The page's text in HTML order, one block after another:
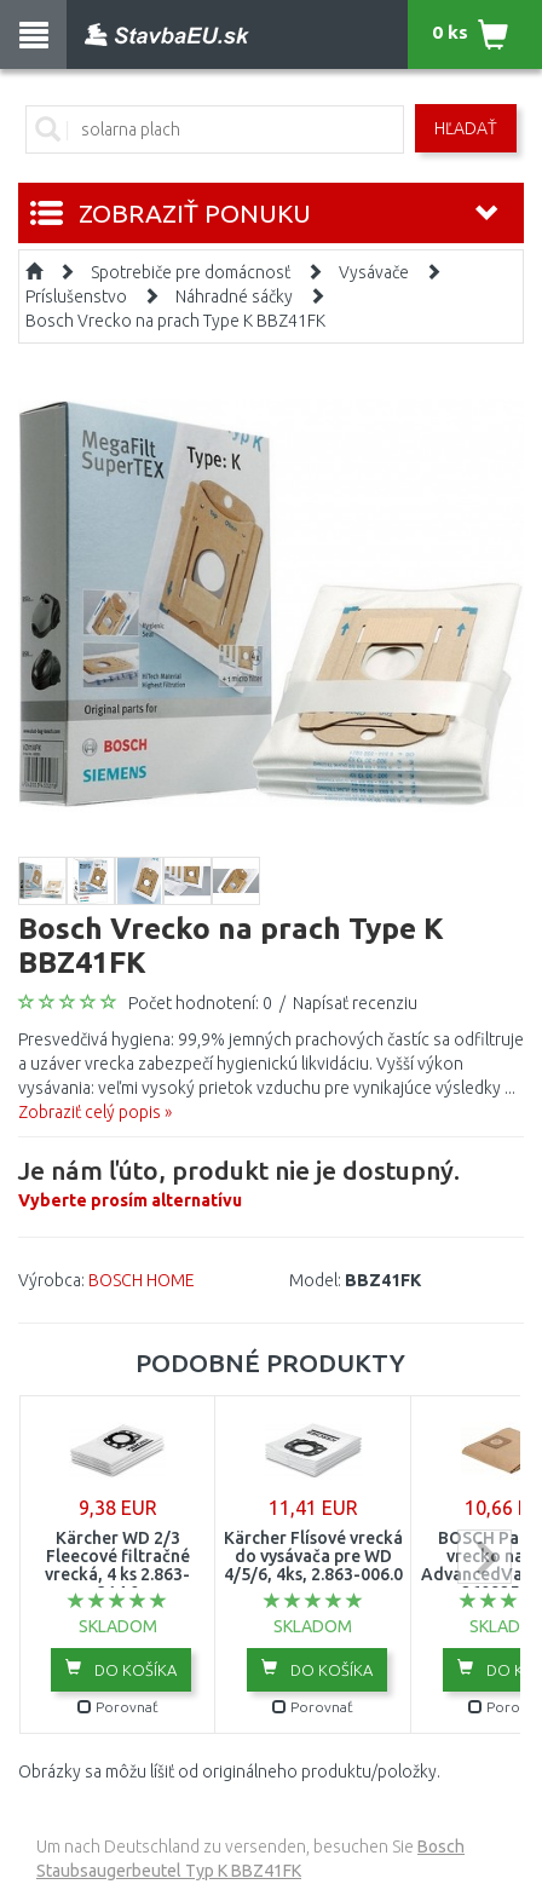
HĽADAŤ
0 ks
ZOBRAZIŤ PONUKU
Spotrebiče pre domácnosť
Vysávače
Príslušenstvo
Náhradné sáčky
Bosch Vrecko na prach Type K BBZ41FK
Bosch Vrecko na prach Type K
BBZ41FK
Počet hodnotení: 0 / Napísať recenziu
Presvedčivá hygiena: 99,9% jemných prachových častíc sa odfiltruje
a uzáver vrecka zabezpečí hygienickú likvidáciu. Vyšší výkon
vysávania: veľmi vysoký prietok vzduchu pre vynikajúce výsledky ...
Zobraziť celý popis »
Je nám ľúto, produkt nie je dostupný.
Vyberte prosím alternatívu
Výrobca: BOSCH HOME Model: BBZ41FK
PODOBNÉ PRODUKTY
9,38 EUR
Kärcher WD 2/3
Fleecové filtračné
vrecká, 4 ks 2.863-
314.0
SKLADOM
DO KOŠÍKA
Porovnať
11,41 EUR
Kärcher Flísové vrecká
do vysávača pre WD
4/5/6, 4ks, 2.863-006.0
SKLADOM
DO KOŠÍKA
Porovnať
10,66
BOSCH
vrecko na
AdvancedVac
DO
Obrázky sa môžu líšiť od originálneho produktu/položky.
Um nach Deutschland zu versenden, besuchen Sie Bosch
Staubsaugerbeutel Typ K BBZ41FK